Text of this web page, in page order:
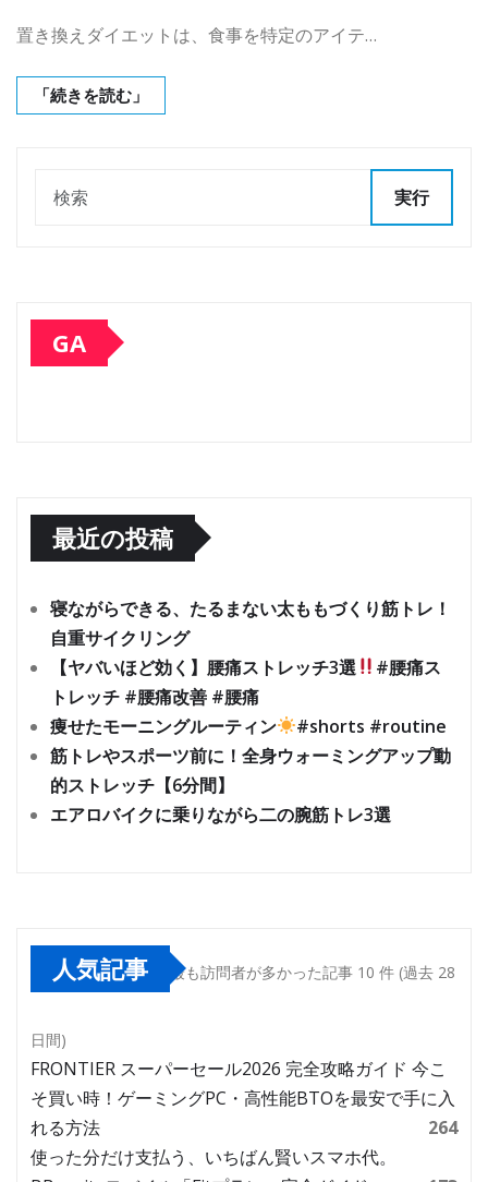
置き換えダイエットは、食事を特定のアイテ…
「続きを読む」
実行
GA
最近の投稿
寝ながらできる、たるまない太ももづくり筋トレ！
自重サイクリング
【ヤバいほど効く】腰痛ストレッチ3選
#腰痛ス
トレッチ #腰痛改善 #腰痛
痩せたモーニングルーティン
#shorts #routine
筋トレやスポーツ前に！全身ウォーミングアップ動
的ストレッチ【6分間】
エアロバイクに乗りながら二の腕筋トレ3選
人気記事 最も訪問者が多かった記事 10 件 (過去 28
日間)
FRONTIER スーパーセール2026 完全攻略ガイド 今こ
そ買い時！ゲーミングPC・高性能BTOを最安で手に入
れる方法
264
使った分だけ支払う、いちばん賢いスマホ代。